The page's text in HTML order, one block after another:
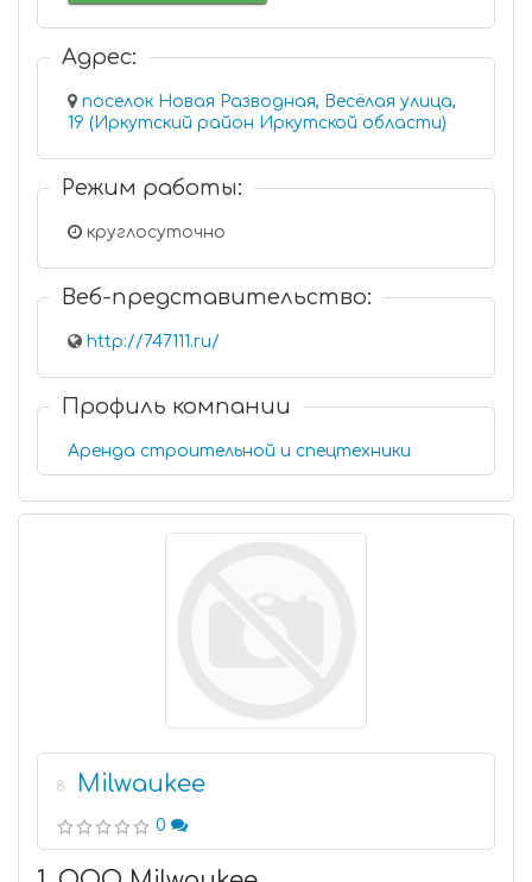
Адрес:
поселок Новая Разводная, Весёлая улица,
19 (Иркутский район Иркутской области)
Режим работы:
круглосуточно
Веб-представительство:
http://747111.ru/
Профиль компании
Аренда строительной и спецтехники
8 Milwaukee
0